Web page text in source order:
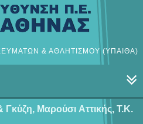
& ΑΘΛΗΤΙΣΜΟΥ (ΥΠΑΙΘΑ)
Γκύζη, Μαρούσι Αττικής, Τ.Κ.